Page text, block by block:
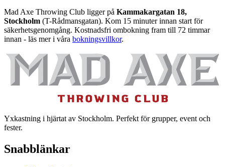
Mad Axe Throwing Club ligger på Kammakargatan 18,
Stockholm (T-Rådmansgatan). Kom 15 minuter innan start för
säkerhetsgenomgång. Kostnadsfri ombokning fram till 72 timmar
innan - läs mer i våra bokningsvillkor.
Yxkastning i hjärtat av Stockholm. Perfekt för grupper, event och
fester.
Snabblänkar